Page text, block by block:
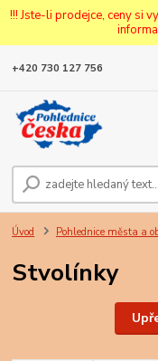
!!! Jste-li prodejce, ceny si
+420 730 127 756
Úvod Pohlednice města a
Stvolínky